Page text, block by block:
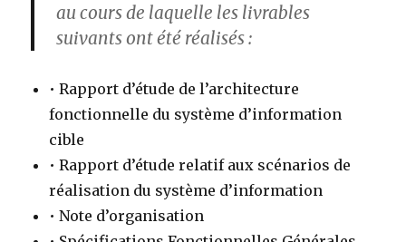
au cours de laquelle les livrables
suivants ont été réalisés :
• Rapport d’étude de l’architecture
fonctionnelle du système d’information
cible
• Rapport d’étude relatif aux scénarios de
réalisation du système d’information
• Note d’organisation